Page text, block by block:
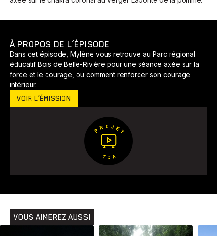
Animaux Avenir Bingo Communauté Culture
Développement
Voyage Yoga
À PROPOS DE L’ÉPISODE
Dans cet épisode, Mylène vous retrouve au Parc régional
éducatif Bois de Belle-Rivière pour une séance axée sur la
force et le courage, ou comment renforcer son courage
intérieur.
VOIR L’ÉMISSION
VOUS AIMEREZ AUSSI